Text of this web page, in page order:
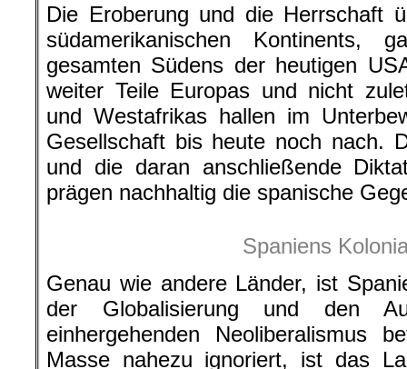
Die Eroberung und die Herrschaft
südamerikanischen Kontinents,
gesamten Südens der heutigen
weiter Teile Europas und nicht
und Westafrikas hallen im
Gesellschaft bis heute noch nach.
und die daran anschließende
prägen nachhaltig die spanische
Spaniens
Genau wie andere Länder, ist
der Globalisierung und den
einhergehenden Neoliberalismus
Masse nahezu ignoriert, ist das